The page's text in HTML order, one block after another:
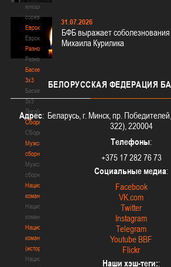
юношеские
соревнования
Еврокубки
Еврокубки
Разное
Разное
Баскетбол
3х3
Баскетбол
3х3
Лого[modid=121]
Сборные
Сборные
Мужские
сборные
Мужские
сборные
Национальная
команда
Национальная
команда
Национальная
команда
(история)
Национальная
31.07.2026
БФБ выражает
Михаила Курилика
БЕЛОРУССКАЯ ФЕДЕРАЦИЯ
Адрес: Беларусь, г. Минск, пр.
322), 220004
Телефоны:
+375 17 282 76 73
Социальные медиа:
Facebook
VK.com
Twitter
Instagram
Telegram
Youtube BBF
Flickr
Наши хэш-теги::